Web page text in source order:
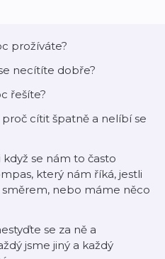
prožíváte?
necítíte dobře?
řešíte?
cítit špatně a nelíbí se
když se nám to často
který nám říká, jestli
nebo máme něco
se za ně a
jsme jiný a každý